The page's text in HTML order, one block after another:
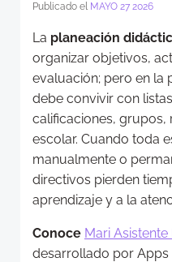
Publicado el MAYO 27 2026
La planeación
organizar objetivos,
evaluación; pero en la
debe convivir con
calificaciones, grupos,
escolar. Cuando toda
manualmente o
directivos pierden
aprendizaje y a la
Conoce Mari
desarrollado por